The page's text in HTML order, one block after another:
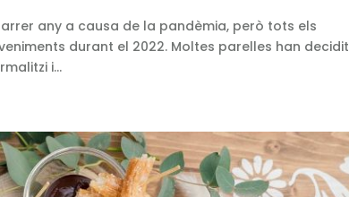
any a causa de la pandèmia, però tots els
durant el 2022. Moltes parelles han decidit
i...